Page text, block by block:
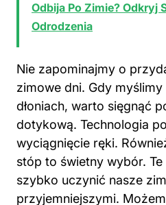
Odbija Po Zimie? Odkryj
Odrodzenia
Nie zapominajmy o
zimowe dni. Gdy
dłoniach, warto sięgnąć
dotykową. Technologia
wyciągnięcie ręki.
stóp to świetny wybór. Te
szybko uczynić nasze
przyjemniejszymi.